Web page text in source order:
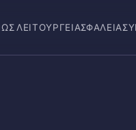
ΛΕΙΤΟΥΡΓΕΊΑΣΦΆΛΕΙΑ